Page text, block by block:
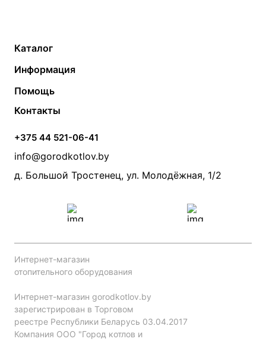
Каталог
Твердотопливные котлы
Электрические котлы
Банные печи
Камины и печи
Теплый пол
Радиаторы
Насосы
Дымоходы
Информация
Контакты
Статьи
Акции
Производители
Помощь
Монтаж систем отопления
Прайс по монтажу систем отопления
Проект систем отопления
Контакты
+375 44 521-06-41
info@gorodkotlov.by
д. Большой Тростенец, ул. Молодёжная, 1/2
Интернет-магазин
отопительного оборудования
Интернет-магазин gorodkotlov.by
зарегистрирован в Торговом
реестре Республики Беларусь 03.04.2017
Компания ООО "Город котлов и